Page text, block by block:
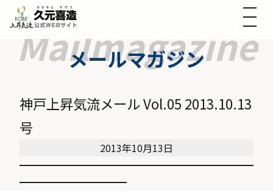
メールマガジン
神戸上昇気流メール Vol.05 2013.10.13
号
2013年10月13日
━━━━━━━━━━━━━━━━━━━━━━━━
━━━━━━━━━━━